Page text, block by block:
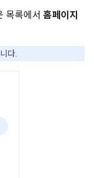
목록에서 홈페이지
다.